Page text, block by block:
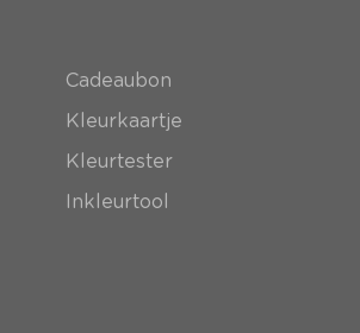
Cadeaubon
Kleurkaartje
Kleurtester
Inkleurtool